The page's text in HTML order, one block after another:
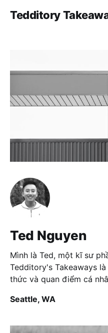
Tedditory
Ted Nguyen
Mình là Ted, một kĩ sư
Tedditory's Takeaways
thức và quan điểm cá
Seattle, WA